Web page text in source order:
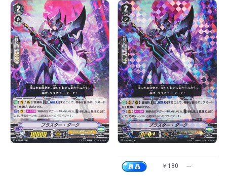
￥180 ---